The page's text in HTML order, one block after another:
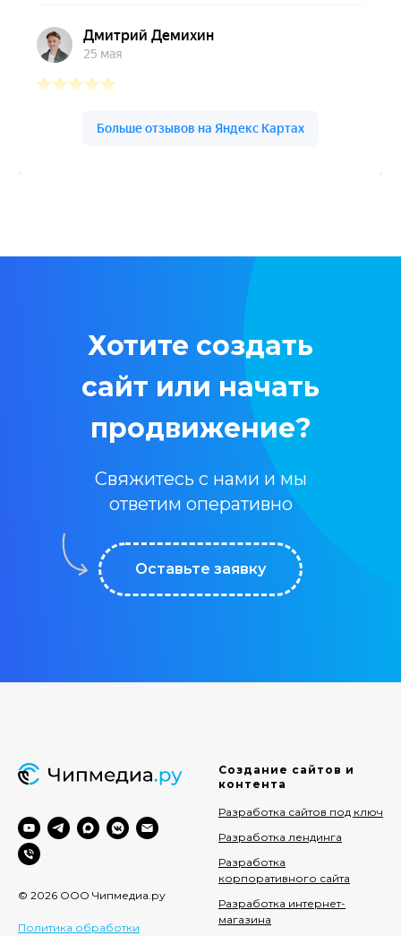
Свяжитесь с нами и мы
ответим оперативно
Оставьте заявку
Хотите создать
сайт или начать
продвижение?
© 2026 ООО Чипмедиа.ру
Политика обработки
Создание сайтов и
контента
Разработка сайтов под ключ
Разработка лендинга
Разработка
корпоративного сайта
Разработка интернет-
магазина